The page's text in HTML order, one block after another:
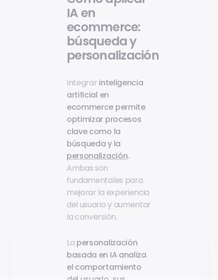
IA en
ecommerce:
búsqueda y
personalización
Integrar inteligencia
artificial en
ecommerce permite
optimizar procesos
clave como la
búsqueda y la
personalización.
Ambas son
fundamentales para
mejorar la experiencia
del usuario y aumentar
la conversión.
La personalización
basada en IA analiza
el comportamiento